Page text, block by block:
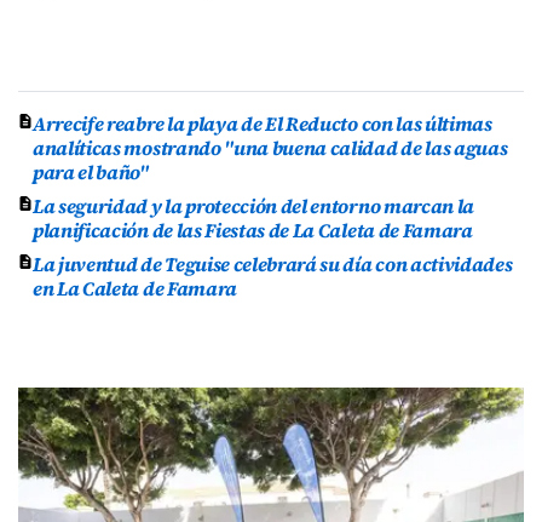
Arrecife reabre la playa de El Reducto con las últimas
analíticas mostrando "una buena calidad de las aguas
para el baño"
La seguridad y la protección del entorno marcan la
planificación de las Fiestas de La Caleta de Famara
La juventud de Teguise celebrará su día con actividades
en La Caleta de Famara